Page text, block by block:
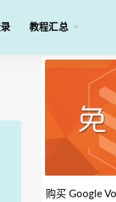
教程汇总
购买 Google